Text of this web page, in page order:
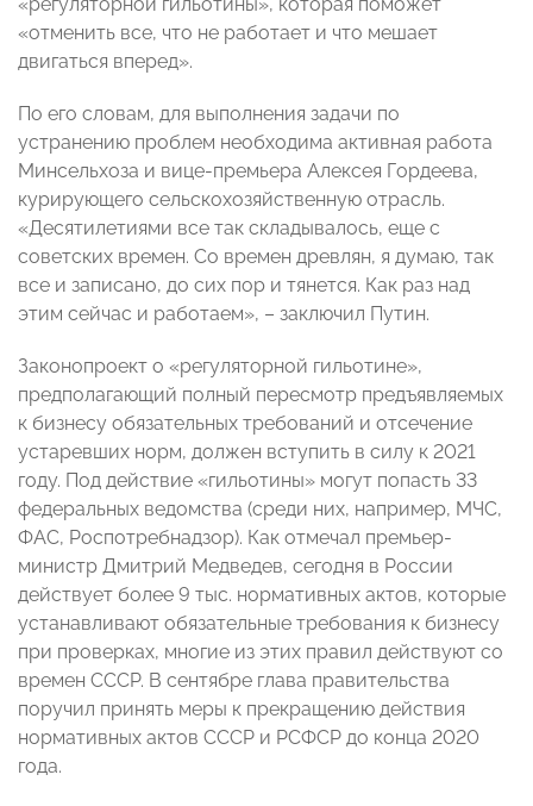
«отменить все, что не работает и что мешает
двигаться вперед».
По его словам, для выполнения задачи по
устранению проблем необходима активная работа
Минсельхоза и вице-премьера Алексея Гордеева,
курирующего сельскохозяйственную отрасль.
«Десятилетиями все так складывалось, еще с
советских времен. Со времен древлян, я думаю, так
все и записано, до сих пор и тянется. Как раз над
этим сейчас и работаем», – заключил Путин.
Законопроект о «регуляторной гильотине»,
предполагающий полный пересмотр предъявляемых
к бизнесу обязательных требований и отсечение
устаревших норм, должен вступить в силу к 2021
году. Под действие «гильотины» могут попасть 33
федеральных ведомства (среди них, например, МЧС,
ФАС, Роспотребнадзор). Как отмечал премьер-
министр Дмитрий Медведев, сегодня в России
действует более 9 тыс. нормативных актов, которые
устанавливают обязательные требования к бизнесу
при проверках, многие из этих правил действуют со
времен СССР. В сентябре глава правительства
поручил принять меры к прекращению действия
нормативных актов СССР и РСФСР до конца 2020
года.